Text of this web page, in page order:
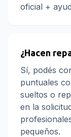
oficial +
¿Hacen
Sí, podés
puntuales
sueltos o
en la
pequeños.